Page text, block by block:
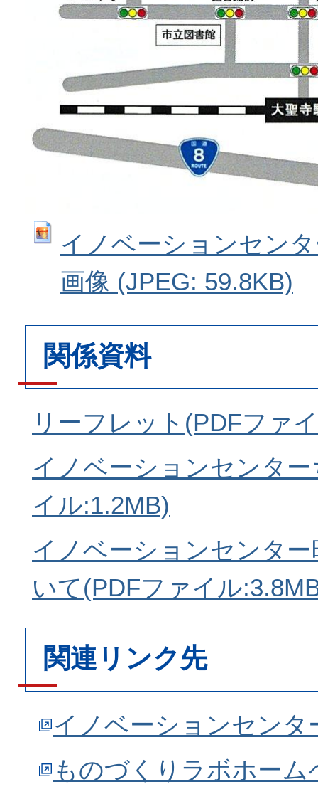
イノベーションセン
画像 (JPEG: 59.8KB)
関係資料
リーフレット(PDFファ
イノベーションセンタ
イル:1.2MB)
イノベーションセンタ
いて(PDFファイル
関連リンク先
イノベーションセンタ
ものづくりラボホーム